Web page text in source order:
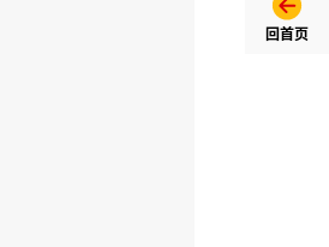
回首页